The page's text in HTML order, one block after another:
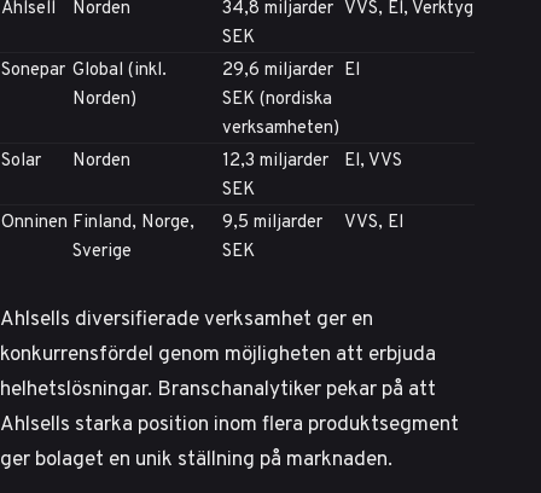
Ahlsell Norden
34,8 miljarder
SEK
VVS, El, Verktyg
Sonepar Global (inkl.
Norden)
29,6 miljarder
SEK (nordiska
verksamheten)
El
Solar Norden
12,3 miljarder
SEK
El, VVS
Onninen Finland, Norge,
Sverige
9,5 miljarder
SEK
VVS, El
Ahlsells diversifierade verksamhet ger en
konkurrensfördel genom möjligheten att erbjuda
helhetslösningar. Branschanalytiker pekar på att
Ahlsells starka position inom flera produktsegment
ger bolaget en unik ställning på marknaden.